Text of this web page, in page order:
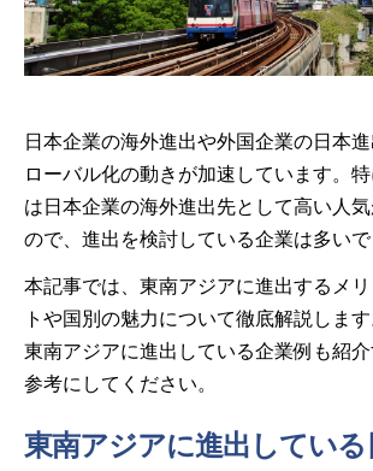
日本企業の海外進出や外国企業の日本
ローバル化の動きが加速しています。
は日本企業の海外進出先として高い人
ので、進出を検討している企業は多いで
本記事では、東南アジアに進出するメ
トや国別の魅力について徹底解説しま
東南アジアに進出している企業例も紹
参考にしてください。
東南アジアに進出している